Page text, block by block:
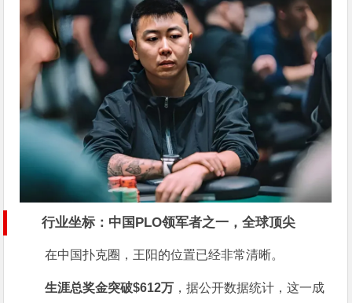
行业坐标：中国PLO领军者之一，全球顶尖
在中国扑克圈，王阳的位置已经非常清晰。
生涯总奖金突破$612万 ，据公开数据统计，这一成